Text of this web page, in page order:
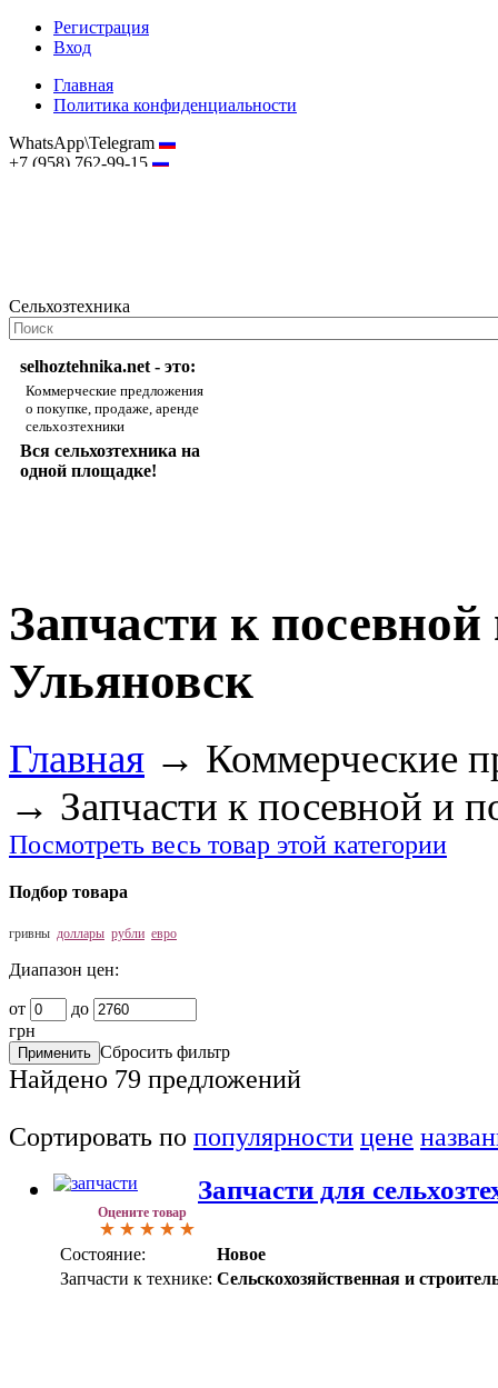
Регистрация
Вход
Главная
Политика конфиденциальности
WhatsApp\Telegram
+7 (958) 762-99-15
Сельхозтехника
selhoztehnika.net - это:
Коммерческие предложения
о покупке, продаже, аренде
сельхозтехники
Вся сельхозтехника на
одной площадке!
Запчасти к
Ульяновск
Главная → Коммерческие
→ Запчасти к посевной и
Посмотреть весь товар этой категории
Подбор товара
гривны доллары рубли евро
Диапазон цен:
от
до
грн
Сбросить фильтр
Найдено 79 предложений
Сортировать по популярности цене
Оцените товар
Запчасти для
Состояние:
Новое
Запчасти к технике: Сельскохозяйственная и